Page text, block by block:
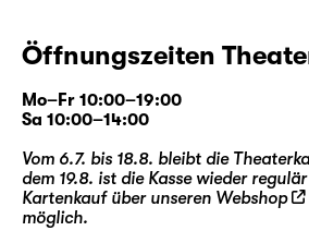
Öffnungszeiten
Mo–Fr 10:00–19:00
Sa 10:00–14:00
Vom 6.7. bis 18.8. bleibt die
dem 19.8. ist die Kasse wieder
Kartenkauf über unseren Webshop
möglich.